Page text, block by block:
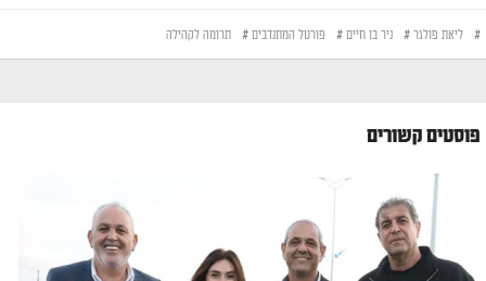
# ליאת פולגר # ניר בן חיים # פורטל המתנדבים # תרומה לקהילה
פוסטים קשורים